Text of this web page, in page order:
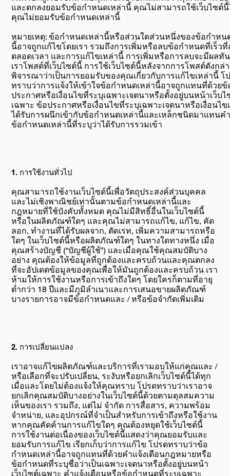
และตกลงยอมรับข้อกำหนดเหล่านี้ คุณไม่สามารถใช้เว็บไซต์
คุณไม่ยอมรับข้อกำหนดเหล่านี้
หมายเหตุ: ข้อกำหนดเหล่านี้หรือส่วนใดส่วนหนึ่งของข้อกำหน
นี้อาจถูกแก้ไขโดยเรา รวมถึงการเพิ่มหรือลบข้อกำหนดที่เร็ว
ตลอดเวลา และการแก้ไขเหล่านี้ การเพิ่มหรือการลบจะมีผลทั
เราโพสต์ที่เว็บไซต์นี้ การใช้เว็บไซต์นี้หลังจากการโพสต์ดังกล่
พิจารณาว่าเป็นการยอมรับของคุณเกี่ยวกับการแก้ไขเหล่านี้ โ
ทราบว่าการแจ้งให้เข้าใจข้อกำหนดเหล่านี้อาจถูกแทนที่ด้วยข้
ประกาศหรือเงื่อนไขที่ระบุเฉพาะเจตนาหรือตั้งอยู่บนหน้าเว็บไ
เฉพาะ ข้อประกาศหรือเงื่อนไขที่ระบุเฉพาะเจตนาหรือเงื่อนไข
ได้รับการผนึกเข้ากับข้อกำหนดเหล่านี้และเหล็กชนิดมาแทนค
ข้อกำหนดเหล่านี้ที่ระบุว่าได้รับการรวมเข้า
1. การใช้งานทั่วไป
คุณสามารถใช้งานเว็บไซต์นี้เพื่อวัตถุประสงค์ส่วนบุคคล
และไม่เชิงพาณิชย์เท่านั้นตามข้อกำหนดเหล่านี้และ
กฎหมายที่ใช้บังคับทั้งหมด คุณไม่มีสิทธิ์อื่นในเว็บไซต์นี้
หรือในผลิตภัณฑ์ใดๆ และคุณไม่สามารถแก้ไข, แก้ไข, คัด
ลอก, ทำงานที่ได้รับผลจาก, ตัดเรท, เพิ่มความสามารถหรือ
ใดๆ ในเว็บไซต์นี้หรือผลิตภัณฑ์ใดๆ ในทางใดทางหนึ่ง เมื่อ
คุณสร้างบัญชี (“บัญชีผู้ใช้”) และเมื่อคุณใช้คุณสมบัติบาง
อย่าง คุณต้องให้ข้อมูลที่ถูกต้องและครบถ้วนและคุณตกลง
ที่จะอัปเดตข้อมูลของคุณเพื่อให้มันถูกต้องและครบถ้วน เรา
ห้ามให้การใช้งานหรือการเข้าถึงใดๆ โดยใครก็ตามที่อายุ
ต่ำกว่า 18 ปีและมีภูมิลำเนาและการเสนอขายผลิตภัณฑ์
บางรายการอาจมีข้อกำหนดและ / หรือข้อจำกัดเพิ่มเติม
2. การเปลี่ยนแปลง
เราอาจแก้ไขผลิตภัณฑ์และบริการที่เรามอบให้แก่คุณและ /
หรือเลือกที่จะปรับเปลี่ยน, ระงับหรือยกเลิกเว็บไซต์นี้ได้ทุก
เมื่อและโดยไม่ต้องแจ้งให้คุณทราบ โปรดทราบว่าเราอาจ
ยกเลิกคุณสมบัติบางอย่างในเว็บไซต์นี้ด้วยตามดุลสมความ
เห็นของเรา รวมถึง, แต่ไม่ จำกัด การสื่อสาร, ความพร้อม
จำหน่าย, และอุปกรณ์ที่จำเป็นสำหรับการเข้าถึงหรือใช้งาน
หากคุณคัดค้านการแก้ไขใดๆ คุณต้องหยุดใช้เว็บไซต์นี้
การใช้งานต่อเนื่องของเว็บไซต์นี้แสดงว่าคุณยอมรับและ
ยอมรับการแก้ไข เรียกเก็บว่าการแก้ไข โปรดทราบว่าข้อ
กำหนดเหล่านี้อาจถูกแทนที่ด้วยคำแจ้งเตือนกฎหมายหรือ
ข้อกำหนดที่ระบุชื่อว่าเป็นเฉพาะเจตนาหรือตั้งอยู่บนหน้า
เว็บไซต์เฉพาะ คำแจ้งเตือนหรือข้อกำหนดที่ระบุเฉพาะ